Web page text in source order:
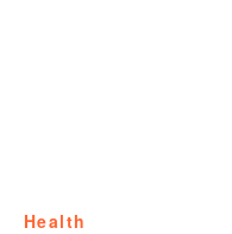
health